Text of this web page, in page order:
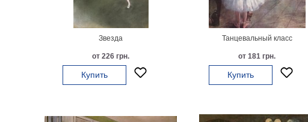
Звезда
от 226 грн.
Купить
Танцевальный класс
от 181 грн.
Купить